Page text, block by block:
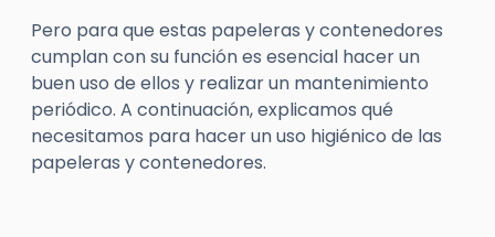
Pero para que estas papeleras y contenedores
cumplan con su función es esencial hacer un
buen uso de ellos y realizar un mantenimiento
periódico. A continuación, explicamos qué
necesitamos para hacer un uso higiénico de las
papeleras y contenedores.